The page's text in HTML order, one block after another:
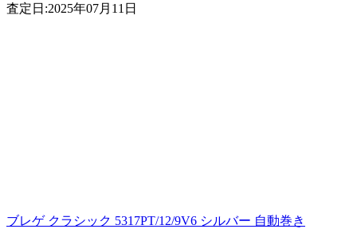
査定日:2025年07月11日
ブレゲ クラシック 5317PT/12/9V6 シルバー 自動巻き